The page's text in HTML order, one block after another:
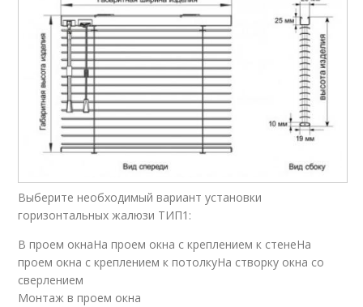
Выберите необходимый вариант установки
горизонтальных жалюзи ТИП1:
В проем окнаНа проем окна с креплением к стенеНа
проем окна с креплением к потолкуНа створку окна со
сверлением
Монтаж в проем окна